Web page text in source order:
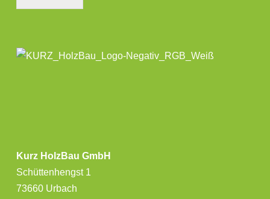
Kurz HolzBau GmbH
Schüttenhengst 1
73660 Urbach